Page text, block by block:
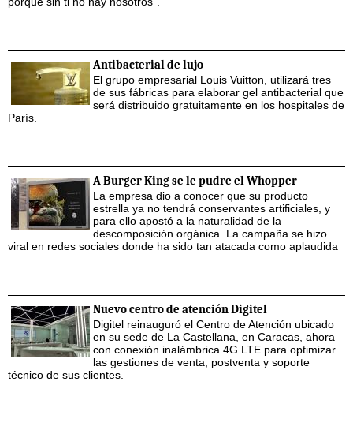
Antibacterial de lujo
El grupo empresarial Louis Vuitton, utilizará tres
de sus fábricas para elaborar gel antibacterial que
será distribuido gratuitamente en los hospitales de
París.
A Burger King se le pudre el Whopper
La empresa dio a conocer que su producto
estrella ya no tendrá conservantes artificiales, y
para ello apostó a la naturalidad de la
descomposición orgánica. La campaña se hizo
viral en redes sociales donde ha sido tan atacada como aplaudida
Nuevo centro de atención Digitel
Digitel reinauguró el Centro de Atención ubicado
en su sede de La Castellana, en Caracas, ahora
con conexión inalámbrica 4G LTE para optimizar
las gestiones de venta, postventa y soporte
técnico de sus clientes.